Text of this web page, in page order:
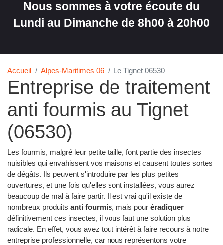
Nous sommes à votre écoute du
Lundi au Dimanche de 8h00 à 20h00
Accueil Alpes-Maritimes 06 Le Tignet 06530
Entreprise de traitement
anti fourmis au Tignet
(06530)
Les fourmis, malgré leur petite taille, font partie des insectes
nuisibles qui envahissent vos maisons et causent toutes sortes
de dégâts. Ils peuvent s'introduire par les plus petites
ouvertures, et une fois qu'elles sont installées, vous aurez
beaucoup de mal à faire partir. Il est vrai qu'il existe de
nombreux produits anti fourmis, mais pour éradiquer
définitivement ces insectes, il vous faut une solution plus
radicale. En effet, vous avez tout intérêt à faire recours à notre
entreprise professionnelle, car nous représentons votre